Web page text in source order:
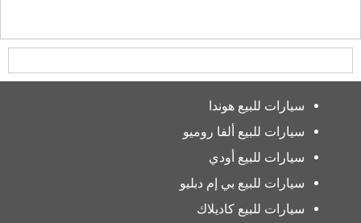
سيارات للبيع هوندا
سيارات للبيع ألفا روميو
سيارات للبيع أودي
سيارات للبيع بي إم دبليو
سيارات للبيع كاديلاك